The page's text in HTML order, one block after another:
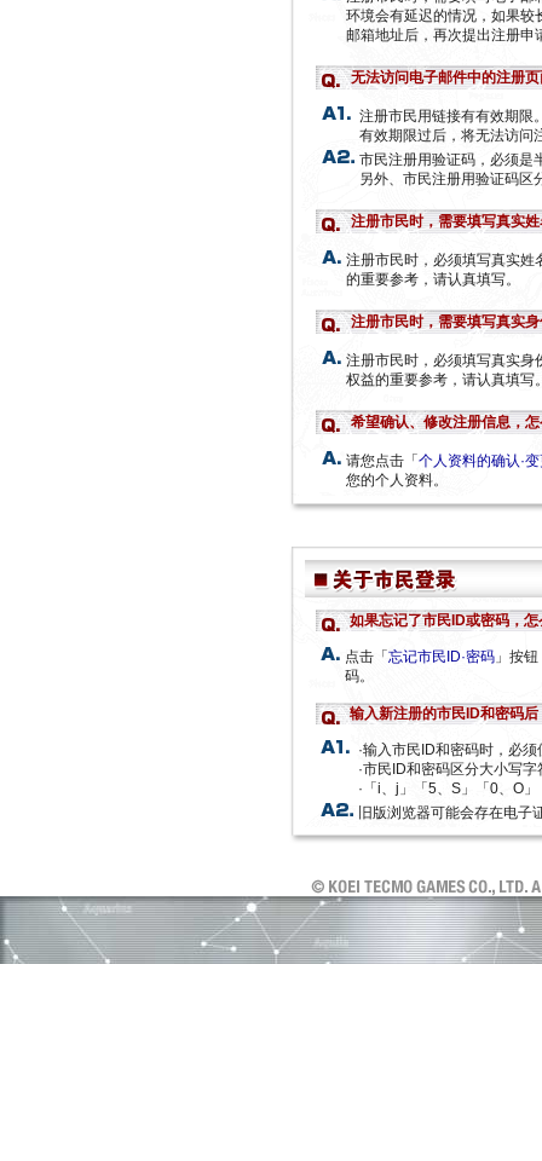
环境会有延迟的情况，如果较
邮箱地址后，再次提出注册申
无法访问电子邮件中的注册
注册市民用链接有有效期限
有效期限过后，将无法访问
市民注册用验证码，必须是
另外、市民注册用验证码区
注册市民时，需要填写真实
注册市民时，必须填写真实姓
的重要参考，请认真填写。
注册市民时，需要填写真实
注册市民时，必须填写真实身
权益的重要参考，请认真填写
希望确认、修改注册信息，
请您点击「 个人资料的确认·
您的个人资料。
如果忘记了市民ID或密码，怎
点击「 忘记市民ID·密码 」按
码。
输入新注册的市民ID和密码
·输入市民ID和密码时，必
·市民ID和密码区分大小写字
·「i、j」「5、S」「0、O
旧版浏览器可能会存在电